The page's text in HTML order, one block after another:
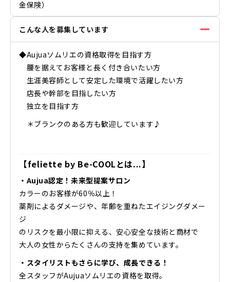
金保険）
こんな人を募集しています
◆Aujuaソムリエの資格取得を目指す方
腰を据えてお客様と長く付き合いたい方
生涯美容師として安定した環境で活躍したい方
店長や幹部を目指したい方
独立を目指す方
＊ブランクのある方も歓迎しています♪
【feliette by Be-COOLとは...】
・Aujua認定！未来型提案サロン
カラーのお客様が60％以上！
薬剤によるダメージや、年齢を重ねたエイジングダメー
ジ
のリスクを最小限に抑える、安心安全な技術と商材で
大人の女性からたくさんの支持を集めています。
・スタイリストもさらに学び、成長できる！
全スタッフがAujuaソムリエの資格を取得。